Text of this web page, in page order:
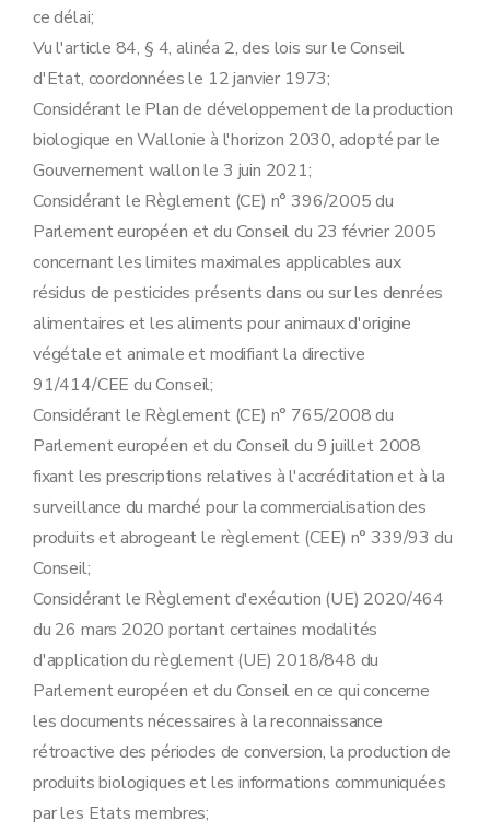
ce délai;
Vu l'article 84, § 4, alinéa 2, des lois sur le Conseil
d'Etat, coordonnées le 12 janvier 1973;
Considérant le Plan de développement de la production
biologique en Wallonie à l'horizon 2030, adopté par le
Gouvernement wallon le 3 juin 2021;
Considérant le Règlement (CE) n° 396/2005 du
Parlement européen et du Conseil du 23 février 2005
concernant les limites maximales applicables aux
résidus de pesticides présents dans ou sur les denrées
alimentaires et les aliments pour animaux d'origine
végétale et animale et modifiant la directive
91/414/CEE du Conseil;
Considérant le Règlement (CE) n° 765/2008 du
Parlement européen et du Conseil du 9 juillet 2008
fixant les prescriptions relatives à l'accréditation et à la
surveillance du marché pour la commercialisation des
produits et abrogeant le règlement (CEE) n° 339/93 du
Conseil;
Considérant le Règlement d'exécution (UE) 2020/464
du 26 mars 2020 portant certaines modalités
d'application du règlement (UE) 2018/848 du
Parlement européen et du Conseil en ce qui concerne
les documents nécessaires à la reconnaissance
rétroactive des périodes de conversion, la production de
produits biologiques et les informations communiquées
par les Etats membres;